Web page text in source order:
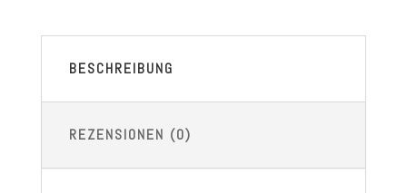
BESCHREIBUNG
REZENSIONEN (0)